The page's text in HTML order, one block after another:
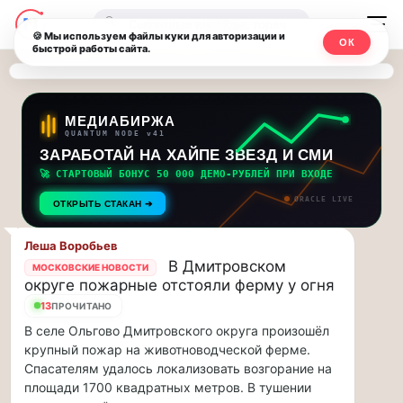
Последние
новости
и
обновления
потока:
Друзья,
приглашаем
на
музыкальную
прогулку
по
Москве
Чайковского!…
Друзья,
приглашаем
на
музыкальную
Москвичи.net
—
Главный
столичный
чат-
мессенджер,
новости
и
инсайды
Москвы
🔍
МЕДИАБИРЖА
QUANTUM NODE v41
ЗАРАБОТАЙ НА ХАЙПЕ ЗВЕЗД И СМИ
🚀 СТАРТОВЫЙ БОНУС 50 000 ДЕМО-РУБЛЕЙ ПРИ ВХОДЕ
ОТКРЫТЬ СТАКАН ➔ ORACLE LIVE
Леша Воробьев
МОСКОВСКИЕ НОВОСТИ
В Дмитровском
округе пожарные отстояли ферму у огня
13ПРОЧИТАНО
В селе Ольгово Дмитровского округа произошёл
крупный пожар на животноводческой ферме.
Спасателям удалось локализовать возгорание на
площади 1700 квадратных метров. В тушении
🍪 Мы используем файлы куки для авторизации и
быстрой работы сайта.
ОК